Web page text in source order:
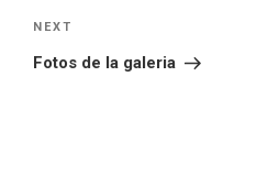
de
entradas
Next
Post
NEXT
Fotos de la galeria